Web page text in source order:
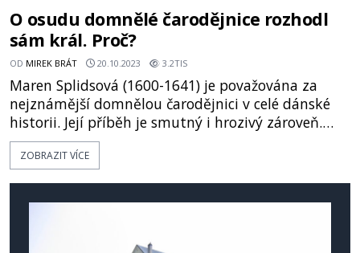
O osudu domnělé čarodějnice rozhodl
sám král. Proč?
OD MIREK BRÁT 20.10.2023 3.2TIS
Maren Splidsová (1600-1641) je považována za
nejznámější domnělou čarodějnici v celé dánské
historii. Její příběh je smutný i hrozivý zároveň.
Tato žena se totiž nařčení z čarodějnictví velmi
úspěšně bránila, až o jejím osudu nakonec rozhodl
ZOBRAZIT VÍCE